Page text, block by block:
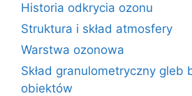
Historia odkrycia ozonu
Struktura i skład atmosfery
Warstwa ozonowa
Skład granulometryczny gleb
obiektów